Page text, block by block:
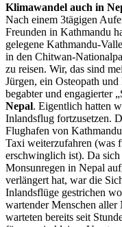
Klimawandel auch in
Nach einem 3tägigen
Freunden in Kathmandu
gelegene Kathmandu-
in den Chitwan-
zu reisen. Wir, das sind
Jürgen, ein Osteopath
begabter und engagierter
Nepal. Eigentlich hatten
Inlandsflug fortzusetzen.
Flughafen von
Taxi weiterzufahren (was
erschwinglich ist). Da
Monsunregen in Nepal
verlängert hat, war die
Inlandsflüge gestrichen
wartender Menschen
warteten bereits seit